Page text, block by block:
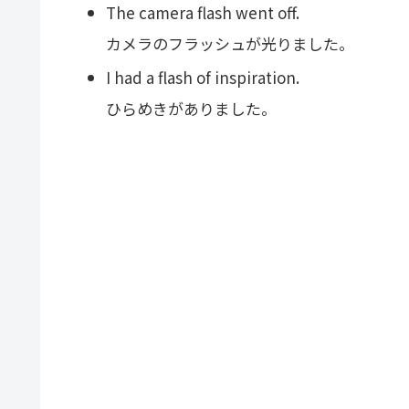
The camera flash went off.
カメラのフラッシュが光りました。
I had a flash of inspiration.
ひらめきがありました。